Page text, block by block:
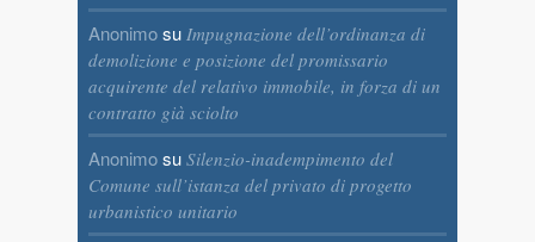
Anonimosu Impugnazione dell’ordinanza di
demolizione e posizione del promissario
acquirente del relativo immobile, in forza di un
contratto già sciolto
Anonimosu Silenzio-inadempimento del
Comune sull’istanza del privato di progetto
urbanistico unitario